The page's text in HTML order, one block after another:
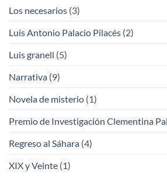
Los necesarios (3)
Luis Antonio Palacio Pilacés (2)
Luis granell (5)
Narrativa (9)
Novela de misterio (1)
Premio de Investigación Clementina
Regreso al Sáhara (4)
XIX y Veinte (1)